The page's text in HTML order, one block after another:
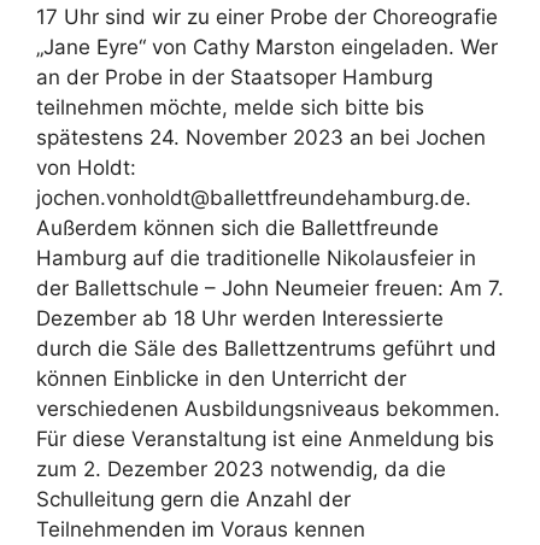
17 Uhr sind wir zu einer Probe der Choreografie
„Jane Eyre“ von Cathy Marston eingeladen. Wer
an der Probe in der Staatsoper Hamburg
teilnehmen möchte, melde sich bitte bis
spätestens 24. November 2023 an bei Jochen
von Holdt:
jochen.vonholdt@ballettfreundehamburg.de.
Außerdem können sich die Ballettfreunde
Hamburg auf die traditionelle Nikolausfeier in
der Ballettschule – John Neumeier freuen: Am 7.
Dezember ab 18 Uhr werden Interessierte
durch die Säle des Ballettzentrums geführt und
können Einblicke in den Unterricht der
verschiedenen Ausbildungsniveaus bekommen.
Für diese Veranstaltung ist eine Anmeldung bis
zum 2. Dezember 2023 notwendig, da die
Schulleitung gern die Anzahl der
Teilnehmenden im Voraus kennen